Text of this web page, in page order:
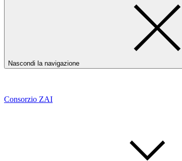
Nascondi la navigazione
Consorzio ZAI